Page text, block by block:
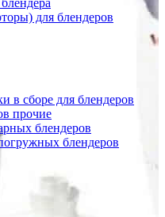
для блендеров
в сборе для блендеров
прочие
блендеров
блендеров